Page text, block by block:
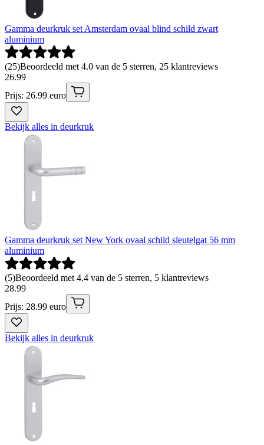
Gamma deurkruk set Amsterdam ovaal blind schild zwart
aluminium
(25)Beoordeeld met 4.0 van de 5 sterren, 25 klantreviews
26.99
Prijs: 26.99 euro
Bekijk alles in deurkruk
Gamma deurkruk set New York ovaal schild sleutelgat 56 mm
aluminium
(5)Beoordeeld met 4.4 van de 5 sterren, 5 klantreviews
28.99
Prijs: 28.99 euro
Bekijk alles in deurkruk